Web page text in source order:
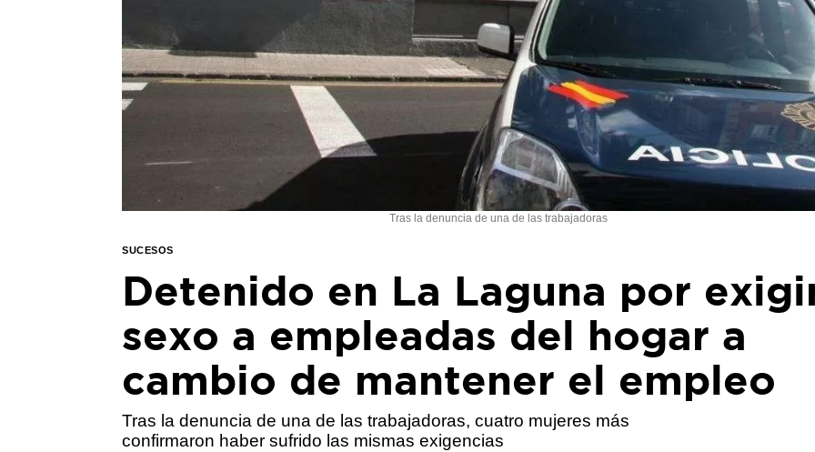
Tras la denuncia de una de las trabajadoras
SUCESOS
Detenido en La Laguna por
sexo a empleadas del hogar a
cambio de mantener el empleo
Tras la denuncia de una de las trabajadoras, cuatro mujeres más
confirmaron haber sufrido las mismas exigencias